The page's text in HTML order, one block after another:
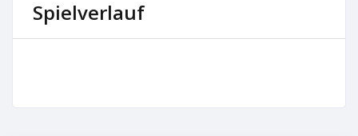
Spielverlauf